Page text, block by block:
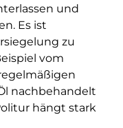
und
Es ist
zu
vom
nachbehandelt
hängt stark